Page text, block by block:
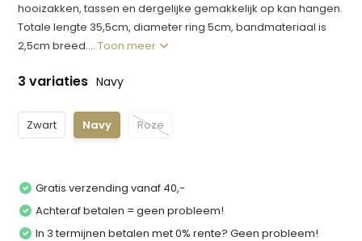
hooizakken, tassen en dergelijke gemakkelijk op kan hangen.
Totale lengte 35,5cm, diameter ring 5cm, bandmateriaal is
2,5cm breed....Toon meer
3 variaties Navy
Zwart Navy Roze
Gratis verzending vanaf 40,-
Achteraf betalen = geen probleem!
In 3 termijnen betalen met 0% rente? Geen probleem!